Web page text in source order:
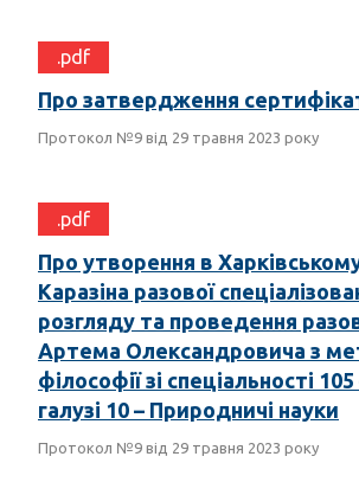
.pdf
Про затвердження
Протокол №9 від 29 травня 2023 року
.pdf
Про утворення в
Каразіна разової
розгляду та проведення
Артема Олександровича з
філософії зі спеціальності
галузі 10 – Природничі науки
Протокол №9 від 29 травня 2023 року